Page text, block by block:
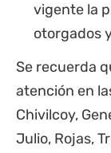
vigente la
otorgados
Se recuerda
atención en
Chivilcoy,
Julio, Rojas,